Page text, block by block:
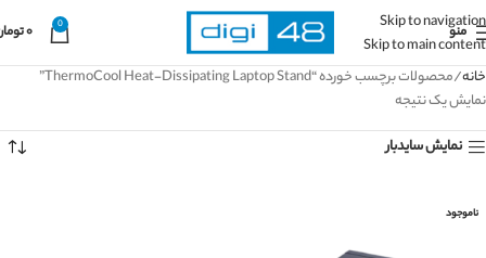
Skip to navigation
Skip to main content
منو 0 ۰
خانه محصولات برچسب خورده “ThermoCool Heat-Dissipating Laptop Stand”
نمایش یک نتیجه
نمایش سایدبار
ناموجود